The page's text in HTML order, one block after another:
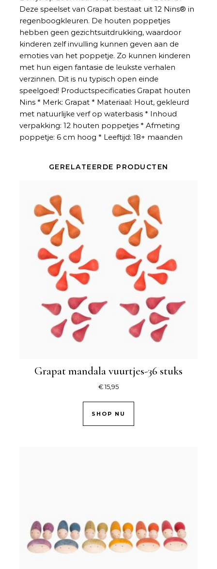
Deze speelset van Grapat bestaat uit 12 Nins® in
regenboogkleuren. De houten poppetjes
hebben geen gezichtsuitdrukking, waardoor
kinderen zelf invulling kunnen geven aan de
emoties van het poppetje. Zo kunnen kinderen
met hun eigen fantasie de leukste verhalen
verzinnen. Dit is nu typisch open einde
speelgoed! Productspecificaties Grapat houten
Nins * Merk: Grapat * Materiaal: Hout, gekleurd
met natuurlijke verf op waterbasis * Inhoud
verpakking: 12 houten poppetjes * Afmeting
poppetje: 6 cm hoog * Leeftijd: 18+ maanden
GERELATEERDE PRODUCTEN
Grapat mandala vuurtjes-36 stuks
€15,95
SHOP NU